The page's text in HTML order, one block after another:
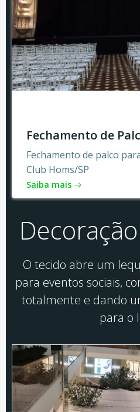
Fechamento de
Fechamento de palco
Club Homs/SP
Saiba mais
O tecido abre um
para eventos sociais,
totalmente e dando
para o